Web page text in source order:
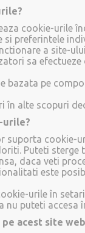
cookie-urile
si preferintele
a site-
sa
bazata pe
în alte scopuri
urile?
suporta cookie-
Puteti
daca veti
este
urile în
nu puteti
acest site